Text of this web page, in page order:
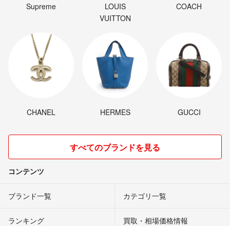
Supreme
LOUIS
VUITTON
COACH
CHANEL HERMES GUCCI
すべてのブランドを見る
コンテンツ
ブランド一覧 カテゴリ一覧
ランキング 買取・相場価格情報